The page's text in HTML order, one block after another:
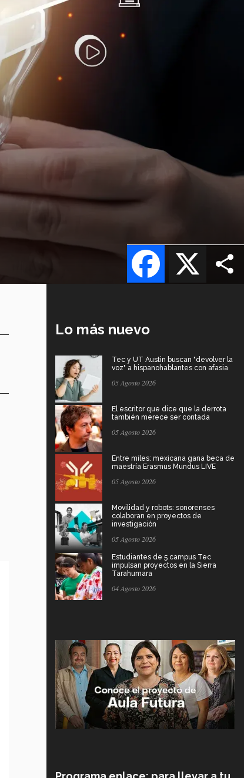
X
Facebook
Lo más nuevo
Tec y UT Austin buscan "devolver la
voz" a hispanohablantes con afasia
05 Agosto 2026
El escritor que dice que la derrota
también merece ser contada
05 Agosto 2026
Entre miles: mexicana gana beca de
maestría Erasmus Mundus LIVE
05 Agosto 2026
Movilidad y robots: sonorenses
colaboran en proyectos de
investigación
05 Agosto 2026
Estudiantes de 5 campus Tec
impulsan proyectos en la Sierra
Tarahumara
04 Agosto 2026